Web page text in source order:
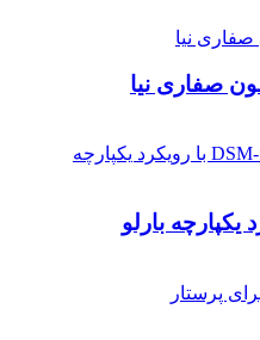
صفاری نیا
بارلو